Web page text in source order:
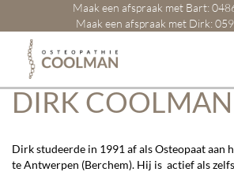
Maak een afspraak met Bart:
Maak een afspraak met Dirk:
DIRK COOLMAN
Dirk studeerde in 1991 af als Osteopaat aan
te Antwerpen (Berchem). Hij is actief als